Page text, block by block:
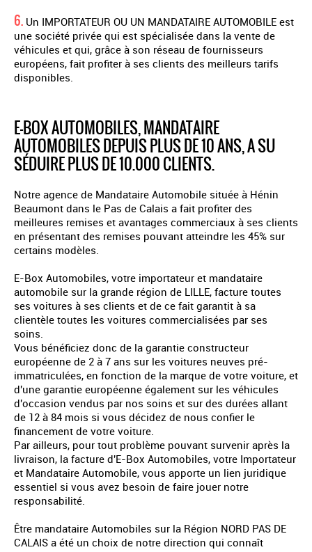
6. Un IMPORTATEUR OU UN MANDATAIRE AUTOMOBILE est
une société privée qui est spécialisée dans la vente de
véhicules et qui, grâce à son réseau de fournisseurs
européens, fait profiter à ses clients des meilleurs tarifs
disponibles.
E-BOX AUTOMOBILES, MANDATAIRE
AUTOMOBILES DEPUIS PLUS DE 10 ANS, A SU
SÉDUIRE PLUS DE 10.000 CLIENTS.
Notre agence de Mandataire Automobile située à Hénin
Beaumont dans le Pas de Calais a fait profiter des
meilleures remises et avantages commerciaux à ses clients
en présentant des remises pouvant atteindre les 45% sur
certains modèles.
E-Box Automobiles, votre importateur et mandataire
automobile sur la grande région de LILLE, facture toutes
ses voitures à ses clients et de ce fait garantit à sa
clientèle toutes les voitures commercialisées par ses
soins.
Vous bénéficiez donc de la garantie constructeur
européenne de 2 à 7 ans sur les voitures neuves pré-
immatriculées, en fonction de la marque de votre voiture, et
d'une garantie européenne également sur les véhicules
d'occasion vendus par nos soins et sur des durées allant
de 12 à 84 mois si vous décidez de nous confier le
financement de votre voiture.
Par ailleurs, pour tout problème pouvant survenir après la
livraison, la facture d'E-Box Automobiles, votre Importateur
et Mandataire Automobile, vous apporte un lien juridique
essentiel si vous avez besoin de faire jouer notre
responsabilité.
Être mandataire Automobiles sur la Région NORD PAS DE
CALAIS a été un choix de notre direction qui connaît